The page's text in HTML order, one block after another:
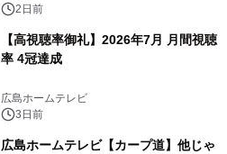
2日前
【高視聴率御礼】2026年7月 月間視聴
率 4冠達成
広島ホームテレビ
3日前
広島ホームテレビ【カープ道】他じゃ